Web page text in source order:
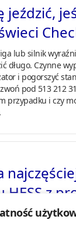
jeździć,
lub silnik
długo. Czynne
i pogorszyć
pod 513 212
przypadku i czy
HESS z